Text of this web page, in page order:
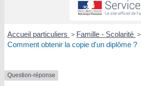
Accueil particuliers > Famille - Scolarité >
Comment obtenir la copie d'un diplôme ?
Question-réponse